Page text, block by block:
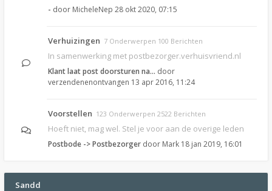
- door MicheleNep 28 okt 2020, 07:15
Verhuizingen 7 Onderwerpen 100 Berichten
In samenwerking met postbezorger.verhuisvriend.nl
Klant laat post doorsturen na… door
verzendenenontvangen 13 apr 2016, 11:24
Voorstellen 123 Onderwerpen 2522 Berichten
Hoeft niet, mag wel. Stel je voor aan de overige leden
Postbode -> Postbezorger door Mark 18 jan 2019, 16:01
Sandd